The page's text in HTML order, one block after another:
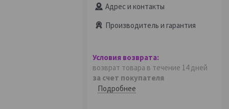
Адрес и контакты
Производитель и гарантия
возврат товара в течение 14 дней
за счет покупателя
Подробнее